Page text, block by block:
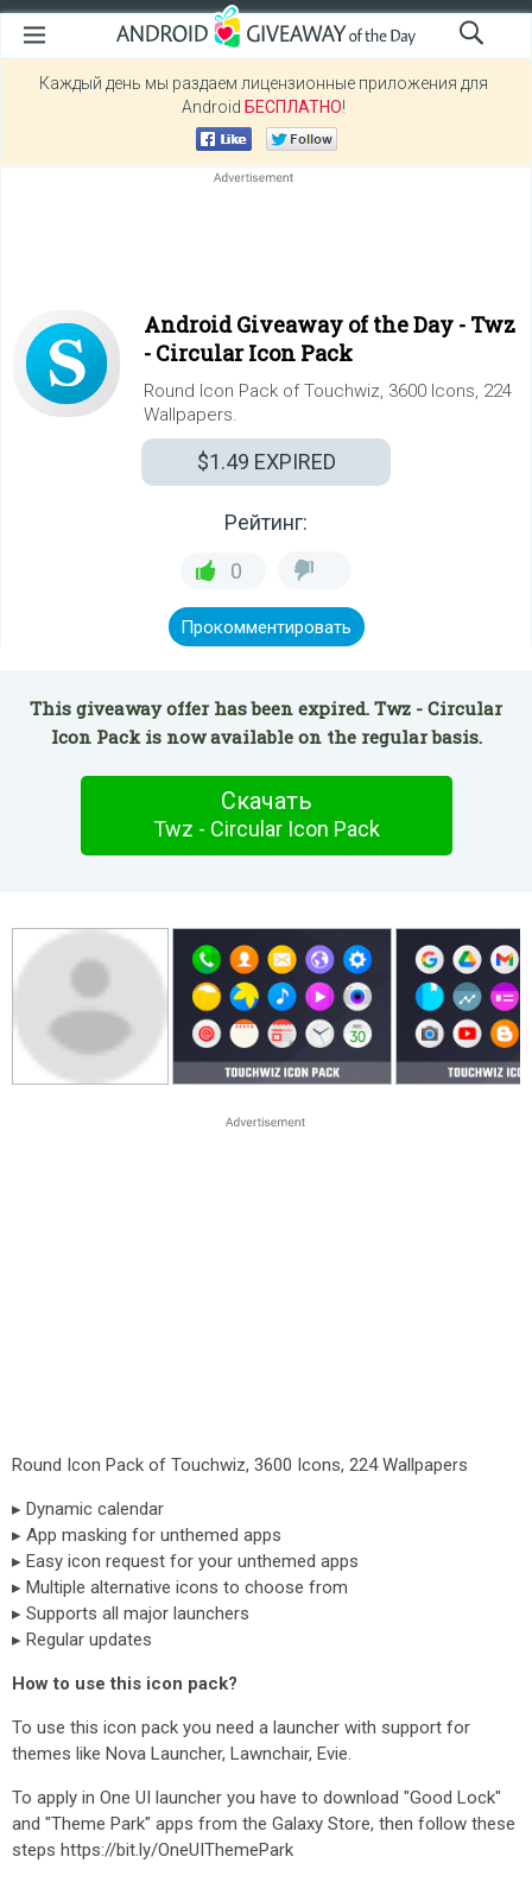
Каждый день мы раздаем лицензионные приложения для
Android БЕСПЛАТНО!
Android Giveaway of the Day - Twz
- Circular Icon Pack
Round Icon Pack of Touchwiz, 3600 Icons, 224
Wallpapers.
$1.49 EXPIRED
Рейтинг:
0
Прокомментировать
This giveaway offer has been expired. Twz - Circular
Icon Pack is now available on the regular basis.
Скачать
Twz - Circular Icon Pack
Round Icon Pack of Touchwiz, 3600 Icons, 224 Wallpapers
▸ Dynamic calendar
▸ App masking for unthemed apps
▸ Easy icon request for your unthemed apps
▸ Multiple alternative icons to choose from
▸ Supports all major launchers
▸ Regular updates
How to use this icon pack?
To use this icon pack you need a launcher with support for
themes like Nova Launcher, Lawnchair, Evie.
To apply in One UI launcher you have to download "Good Lock"
and "Theme Park" apps from the Galaxy Store, then follow these
steps https://bit.ly/OneUIThemePark